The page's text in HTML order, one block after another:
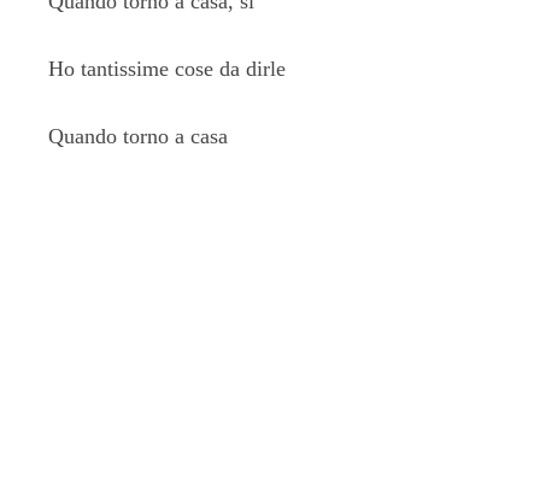
Ho tantissime cose da dirle
Quando torno a casa